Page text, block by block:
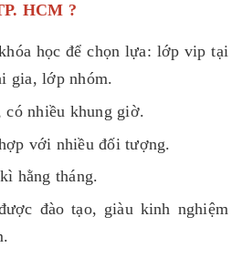
HCM ?
học để chọn lựa: lớp vip tại
gia, lớp nhóm.
nhiều khung giờ.
với nhiều đối tượng.
hằng tháng.
đào tạo, giàu kinh nghiệm